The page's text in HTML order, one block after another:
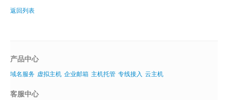
返回列表
产品中心
域名服务 虚拟主机 企业邮箱 主机托管 专线接入 云主机
客服中心